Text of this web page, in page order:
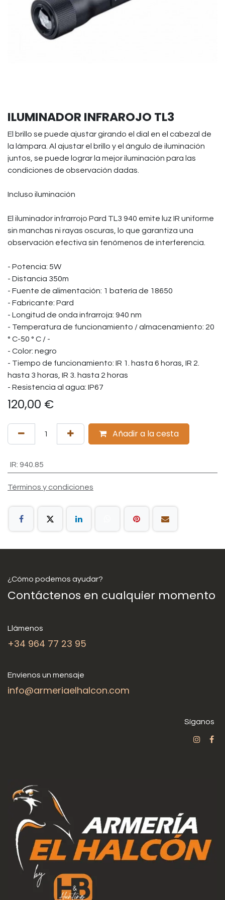
ILUMINADOR INFRAROJO TL3
El brillo se puede ajustar girando el dial en el cabezal de
la lámpara. Al ajustar el brillo y el ángulo de iluminación
juntos, se puede lograr la mejor iluminación para las
condiciones de observación dadas.
Incluso iluminación
El iluminador infrarrojo Pard TL3 940 emite luz IR uniforme
sin manchas ni rayas oscuras, lo que garantiza una
observación efectiva sin fenómenos de interferencia.
- Potencia: 5W
- Distancia 350m
- Fuente de alimentación: 1 batería de 18650
- Fabricante: Pard
- Longitud de onda infrarroja: 940 nm
- Temperatura de funcionamiento / almacenamiento: 20
° C-50 ° C / -
- Color: negro
- Tiempo de funcionamiento: IR 1. hasta 6 horas, IR 2.
hasta 3 horas, IR 3. hasta 2 horas
- Resistencia al agua: IP67
120,00 €
Añadir a la cesta
IR: 940.85
Términos y condiciones
¿Cómo podemos ayudar?
Contáctenos en cualquier momento
Llámenos
+34 964 77 23 95
Envíenos un mensaje
info@armeriaelhalcon.com
Síganos